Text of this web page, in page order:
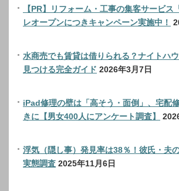
【PR】リフォーム・工事の集客サービス
レオープンにつきキャンペーン実施中！
水商売でも賃貸は借りられる？ナイトハ
見つける完全ガイド 2026年3月7日
iPad修理の壁は「高そう・面倒」、宅配
きに【男女400人にアンケート調査】
浮気（隠し事）発見率は38％！彼氏・夫
実態調査 2025年11月6日